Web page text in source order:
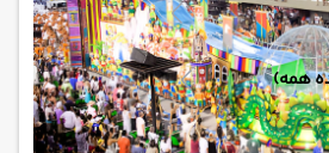
همه)